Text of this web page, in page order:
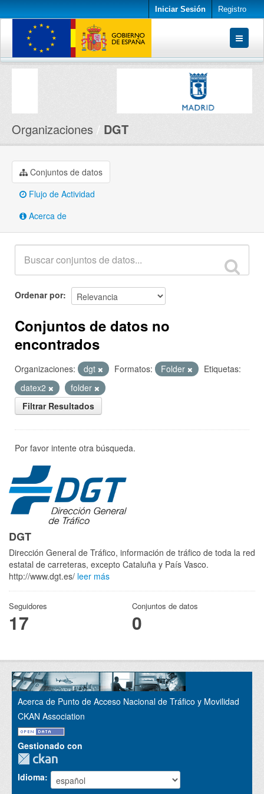
Iniciar Sesión Registro
Conjuntos de datos
Organizaciones DGT
Conjuntos de datos
Flujo de Actividad
Acerca de
Ordenar por
Conjuntos de datos no
encontrados
Organizaciones: dgt Formatos: Folder
Etiquetas:
datex2
folder
Filtrar Resultados
Por favor intente otra búsqueda.
DGT
Dirección General de Tráfico, información de tráfico de toda la red
estatal de carreteras, excepto Cataluña y País Vasco.
http://www.dgt.es/ leer más
Seguidores
17
Conjuntos de datos
0
Acerca de Punto de Acceso Nacional de Tráfico y Movilidad
CKAN Association
Gestionado con
Idioma